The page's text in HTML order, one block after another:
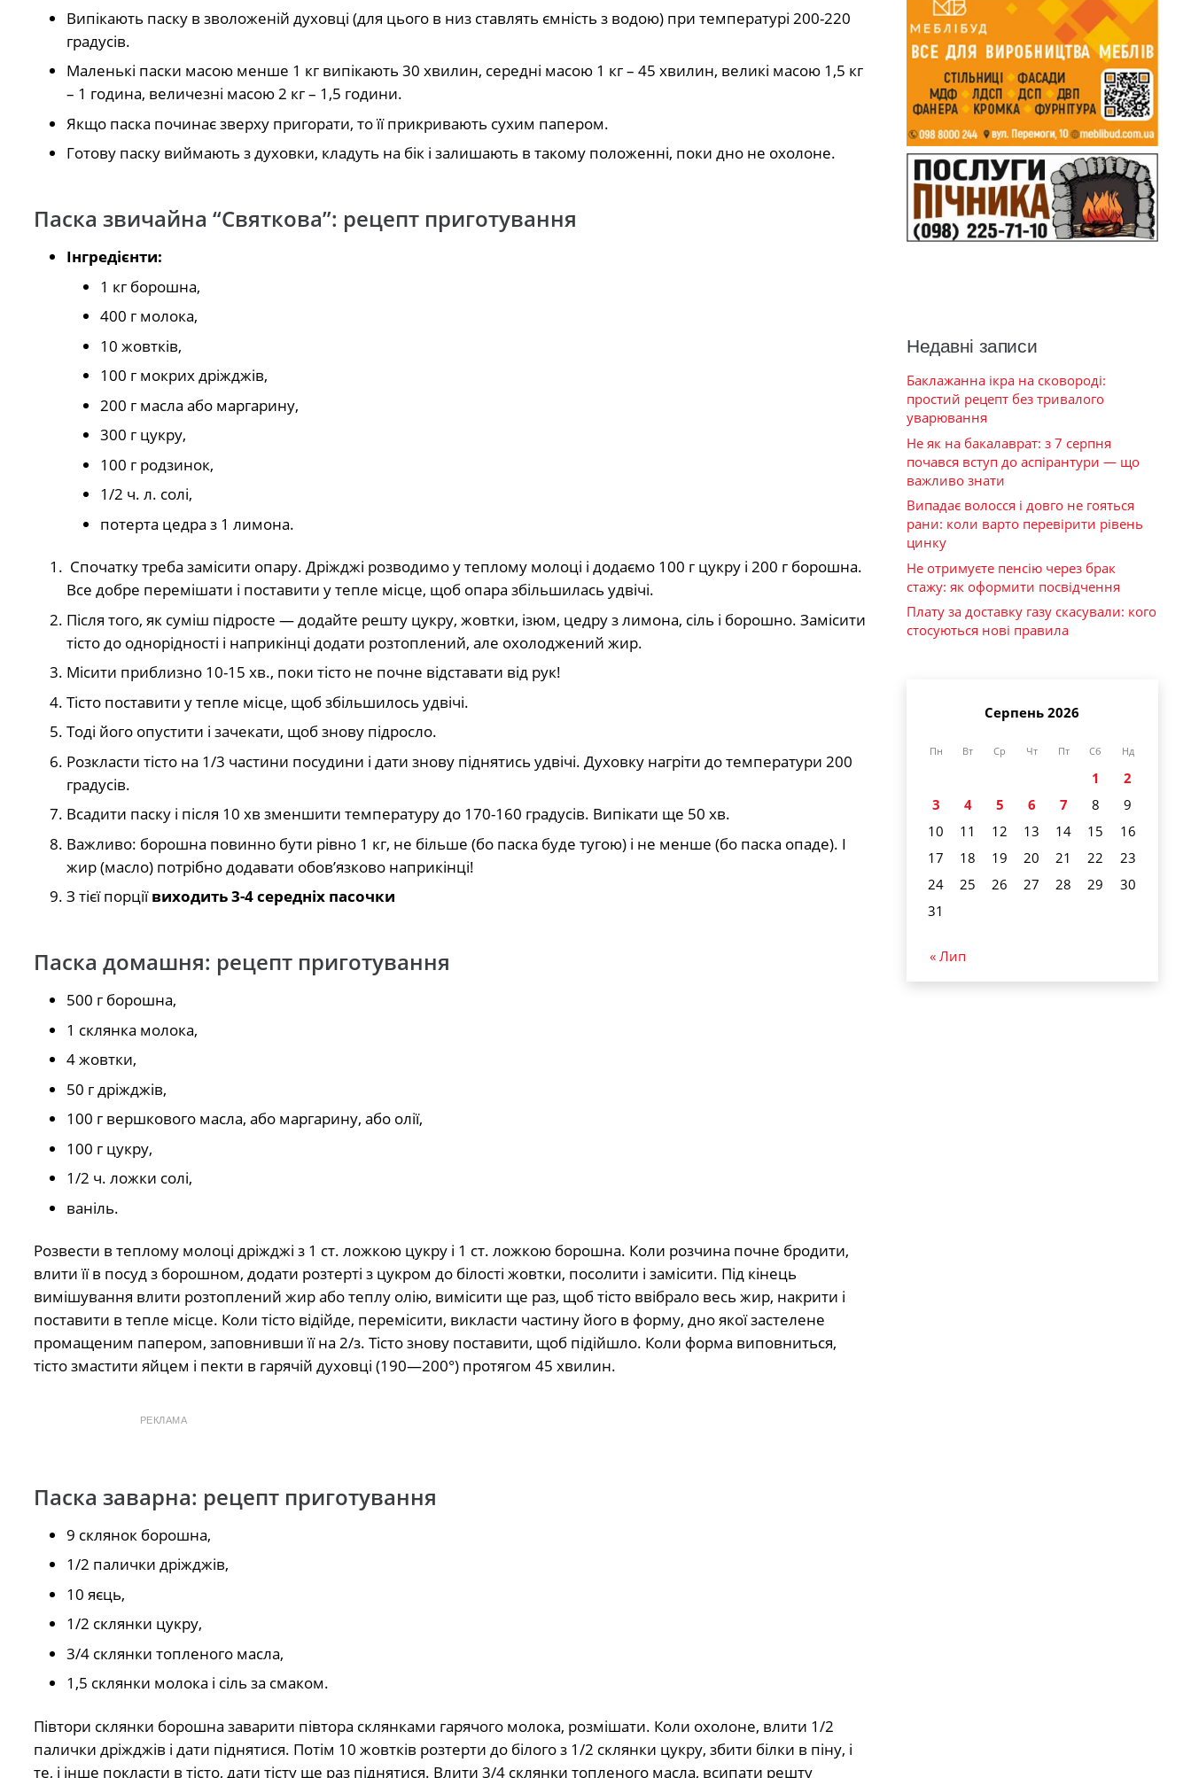
Випікають паску в зволоженій духовці (для цього в низ ставлять ємність з водою) при температурі 200-220
градусів.
Маленькі паски масою менше 1 кг випікають 30 хвилин, середні масою 1 кг – 45 хвилин, великі масою 1,5 кг
– 1 година, величезні масою 2 кг – 1,5 години.
Якщо паска починає зверху пригорати, то її прикривають сухим папером.
Готову паску виймають з духовки, кладуть на бік і залишають в такому положенні, поки дно не охолоне.
Паска звичайна “Святкова”: рецепт приготування
Інгредієнти:
1 кг борошна,
400 г молока,
10 жовтків,
100 г мокрих дріжджів,
200 г масла або маргарину,
300 г цукру,
100 г родзинок,
1/2 ч. л. солі,
потерта цедра з 1 лимона.
Спочатку треба замісити опару. Дріжджі розводимо у теплому молоці і додаємо 100 г цукру і 200 г борошна.
Все добре перемішати і поставити у тепле місце, щоб опара збільшилась удвічі.
Після того, як суміш підросте — додайте решту цукру, жовтки, ізюм, цедру з лимона, сіль і борошно. Замісити
тісто до однорідності і наприкінці додати розтоплений, але охолоджений жир.
Місити приблизно 10-15 хв., поки тісто не почне відставати від рук!
Тісто поставити у тепле місце, щоб збільшилось удвічі.
Тоді його опустити і зачекати, щоб знову підросло.
Розкласти тісто на 1/3 частини посудини і дати знову піднятись удвічі. Духовку нагріти до температури 200
градусів.
Всадити паску і після 10 хв зменшити температуру до 170-160 градусів. Випікати ще 50 хв.
Важливо: борошна повинно бути рівно 1 кг, не більше (бо паска буде тугою) і не менше (бо паска опаде). І
жир (масло) потрібно додавати обов’язково наприкінці!
З тієї порціївиходить 3-4 середніх пасочки
Паска домашня: рецепт приготування
500 г борошна,
1 склянка молока,
4 жовтки,
50 г дріжджів,
100 г вершкового масла, або маргарину, або олії,
100 г цукру,
1/2 ч. ложки солі,
ваніль.
Розвести в теплому молоці дріжджі з 1 ст. ложкою цукру і 1 ст. ложкою борошна. Коли розчина почне бродити,
влити її в посуд з борошном, додати розтерті з цукром до білості жовтки, посолити і замісити. Під кінець
вимішування влити розтоплений жир або теплу олію, вимісити ще раз, щоб тісто ввібрало весь жир, накрити і
поставити в тепле місце. Коли тісто відійде, перемісити, викласти частину його в форму, дно якої застелене
промащеним папером, заповнивши її на 2/з. Тісто знову поставити, щоб підійшло. Коли форма виповниться,
тісто змастити яйцем і пекти в гарячій духовці (190—200°) протягом 45 хвилин.
РЕКЛАМА
Паска заварна: рецепт приготування
9 склянок борошна,
1/2 палички дріжджів,
10 яєць,
1/2 склянки цукру,
3/4 склянки топленого масла,
1,5 склянки молока і сіль за смаком.
Півтори склянки борошна заварити півтора склянками гарячого молока, розмішати. Коли охолоне, влити 1/2
палички дріжджів і дати піднятися. Потім 10 жовтків розтерти до білого з 1/2 склянки цукру, збити білки в піну, і
те, і інше покласти в тісто, дати тісту ще раз піднятися. Влити 3/4 склянки топленого масла, всипати решту
Недавні записи
Баклажанна ікра на сковороді:
простий рецепт без тривалого
уварювання
Не як на бакалаврат: з 7 серпня
почався вступ до аспірантури — що
важливо знати
Випадає волосся і довго не гояться
рани: коли варто перевірити рівень
цинку
Не отримуєте пенсію через брак
стажу: як оформити посвідчення
Плату за доставку газу скасували: кого
стосуються нові правила
Серпень 2026
Пн Вт Ср Чт Пт Сб Нд
1
2
3
4 5 6 7 8
9
10
11 12 13 14 15
16
17
18 19 20 21 22
23
24
25 26 27 28 29
30
31
« Лип